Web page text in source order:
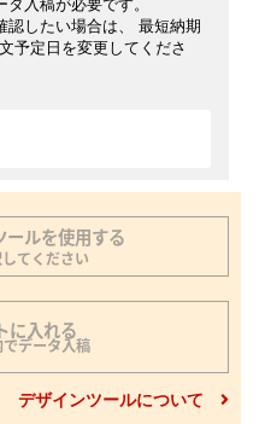
認したい場合は、 最短納期
予定日を変更してくださ
ールを使用する
てください
に入れる
データ入稿
デザインツールについて